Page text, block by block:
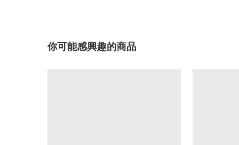
你可能感興趣的商品